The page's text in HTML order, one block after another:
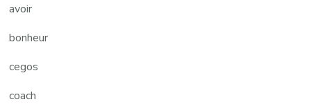
avoir
bonheur
cegos
coach